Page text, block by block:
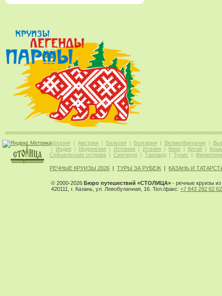
Абхазия | Австрия | Бельгия | Болгария | Великобритания |
| Индия | Индонезия | Испания | Италия | Кипр | Китай |
Сейшельские острова | Сингапур | Таиланд | Тунис |
РЕЧНЫЕ КРУИЗЫ 2026 | ТУРЫ ЗА РУБЕЖ | КАЗАНЬ И
© 2000-2026 Бюро путешествий «СТОЛИЦА» - речные круизы из
420111, г. Казань, ул. Левобулачная, 16. Тел./факс: +7 843 292 62 62